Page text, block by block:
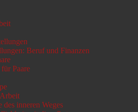
Beruf und Finanzen
Paare
des inneren Weges